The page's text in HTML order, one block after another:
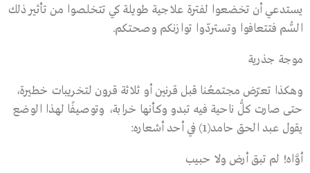
يستدعي أن تخضعوا لفترة علاجية طويلة كي تتخلصوا من تأثير ذلك
السُّم فتتعافوا وتستردّوا توازنكم وصحتكم.
موجة جذرية
وهكذا تعرّض مجتمعُنا قبل قرنين أو ثلاثة قرون لتخريبات خطيرة،
حتى صارت كلُّ ناحية فيه تبدو وكأنها خرابة، وتوصيفًا لهذا الوضع
يقول عبد الحق حامد(1) في أحد أشعاره:
أوَّاه! لم تبق أرض ولا حبيب